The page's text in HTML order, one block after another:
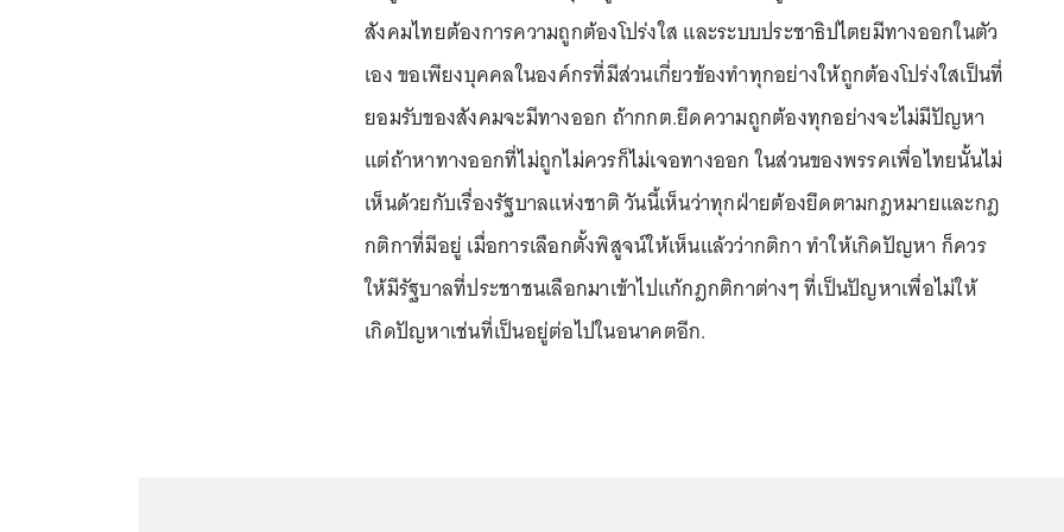
สังคมไทยต้องการความถูกต้องโปร่งใส และระบบประชาธิปไตยมีทางออกในตัว
เอง ขอเพียงบุคคลในองค์กรที่มีส่วนเกี่ยวข้องทำทุกอย่างให้ถูกต้องโปร่งใสเป็นที่
ยอมรับของสังคมจะมีทางออก ถ้ากกต.ยึดความถูกต้องทุกอย่างจะไม่มีปัญหา
แต่ถ้าหาทางออกที่ไม่ถูกไม่ควรก็ไม่เจอทางออก ในส่วนของพรรคเพื่อไทยนั้นไม่
เห็นด้วยกับเรื่องรัฐบาลแห่งชาติ วันนี้เห็นว่าทุกฝ่ายต้องยึดตามกฎหมายและกฎ
กติกาที่มีอยู่ เมื่อการเลือกตั้งพิสูจน์ให้เห็นแล้วว่ากติกา ทำให้เกิดปัญหา ก็ควร
ให้มีรัฐบาลที่ประชาชนเลือกมาเข้าไปแก้กฎกติกาต่างๆ ที่เป็นปัญหาเพื่อไม่ให้
เกิดปัญหาเช่นที่เป็นอยู่ต่อไปในอนาคตอีก.